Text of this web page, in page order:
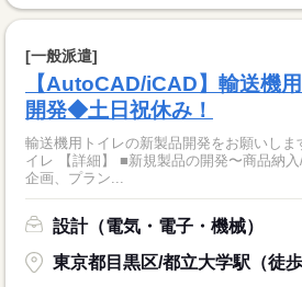
[一般派遣]
【AutoCAD/iCAD】輸送機
開発◆土日祝休み！
輸送機用トイレの新製品開発をお願いします。 【製品】 輸送
イレ 【詳細】 ■新規製品の開発〜商品納入/量産までの一連の対応 ・
企画、プラン...
設計（電気・電子・機械）
東京都目黒区/都立大学駅（徒歩